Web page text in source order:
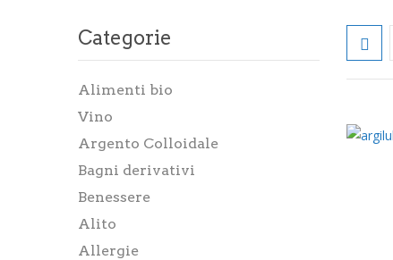
Categorie
Alimenti bio
Vino
Argento Colloidale
Bagni derivativi
Benessere
Alito
Allergie